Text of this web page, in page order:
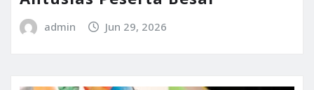
admin Jun 29, 2026